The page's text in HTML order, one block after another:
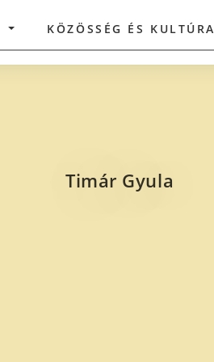
KÖZÖSSÉG ÉS KULTÚRA
Timár Gyula